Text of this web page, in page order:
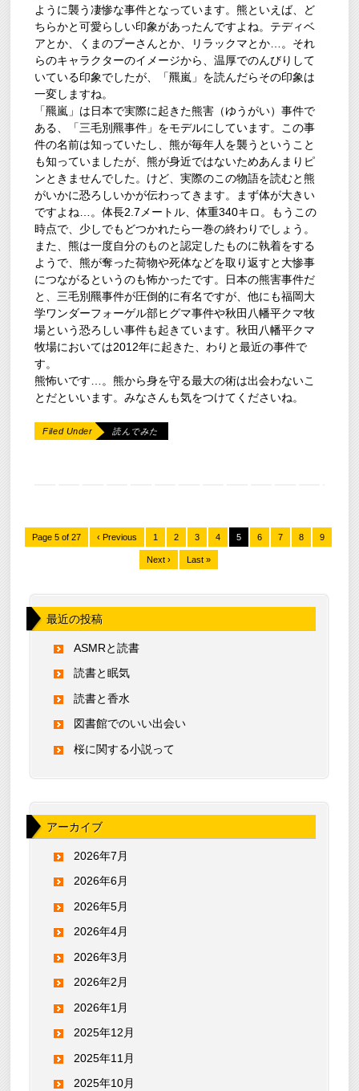
ように襲う凄惨な事件となっています。熊といえば、ど
ちらかと可愛らしい印象があったんですよね。テディベ
アとか、くまのプーさんとか、リラックマとか…。それ
らのキャラクターのイメージから、温厚でのんびりして
いている印象でしたが、「羆嵐」を読んだらその印象は
一変しますね。
「羆嵐」は日本で実際に起きた熊害（ゆうがい）事件で
ある、「三毛別羆事件」をモデルにしています。この事
件の名前は知っていたし、熊が毎年人を襲うということ
も知っていましたが、熊が身近ではないためあんまりピ
ンときませんでした。けど、実際のこの物語を読むと熊
がいかに恐ろしいかが伝わってきます。まず体が大きい
ですよね…。体長2.7メートル、体重340キロ。もうこの
時点で、少しでもどつかれたら一巻の終わりでしょう。
また、熊は一度自分のものと認定したものに執着をする
ようで、熊が奪った荷物や死体などを取り返すと大惨事
につながるというのも怖かったです。日本の熊害事件だ
と、三毛別羆事件が圧倒的に有名ですが、他にも福岡大
学ワンダーフォーゲル部ヒグマ事件や秋田八幡平クマ牧
場という恐ろしい事件も起きています。秋田八幡平クマ
牧場においては2012年に起きた、わりと最近の事件で
す。
熊怖いです…。熊から身を守る最大の術は出会わないこ
とだといいます。みなさんも気をつけてくださいね。
Filed Under 読んでみた
Page 5 of 27 ‹ Previous 1 2 3 4 5 6 7 8 9
Next › Last »
最近の投稿
ASMRと読書
読書と眠気
読書と香水
図書館でのいい出会い
桜に関する小説って
アーカイブ
2026年7月
2026年6月
2026年5月
2026年4月
2026年3月
2026年2月
2026年1月
2025年12月
2025年11月
2025年10月